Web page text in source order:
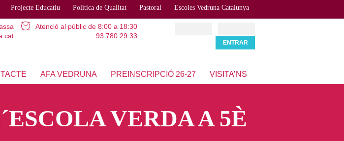
Projecte Educatiu Política de Qualitat Pastoral Escoles Vedruna Catalunya
Atenció al públic de 8:00 a 18:30
93 780 29 33
AFA VEDRUNA PREINSCRIPCIÓ 26-27 VISITA’NS
VERDA A 5È